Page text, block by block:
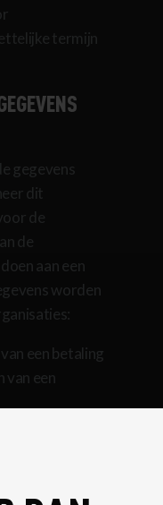
termijn
gegevens
dit
de
de
aan een
worden
een betaling
van een